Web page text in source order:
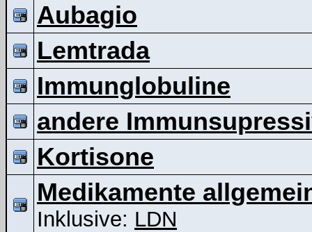
Aubagio
Lemtrada
Immunglobuline
andere
Kortisone
Medikamente
Inklusive: LDN